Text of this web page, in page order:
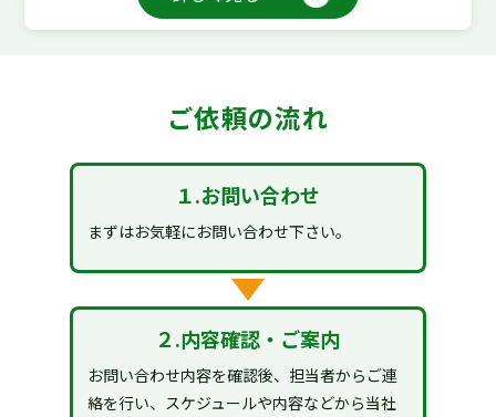
ご依頼の流れ
１.お問い合わせ
まずはお気軽にお問い合わせ下さい。
２.内容確認・ご案内
お問い合わせ内容を確認後、担当者からご連
絡を行い、スケジュールや内容などから当社